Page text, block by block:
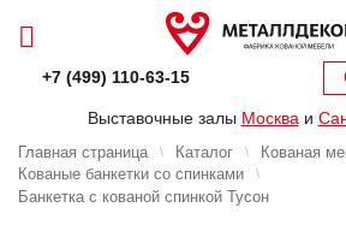
+7 (499) 110-63-15
Выставочные залы Москва и
Главная страница Каталог
Кованая
Кованые банкетки со спинками
Банкетка с кованой спинкой Тусон